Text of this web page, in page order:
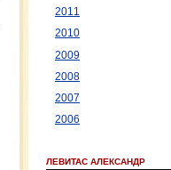
2011
2010
2009
2008
2007
2006
ЛЕВИТАС АЛЕКСАНДР